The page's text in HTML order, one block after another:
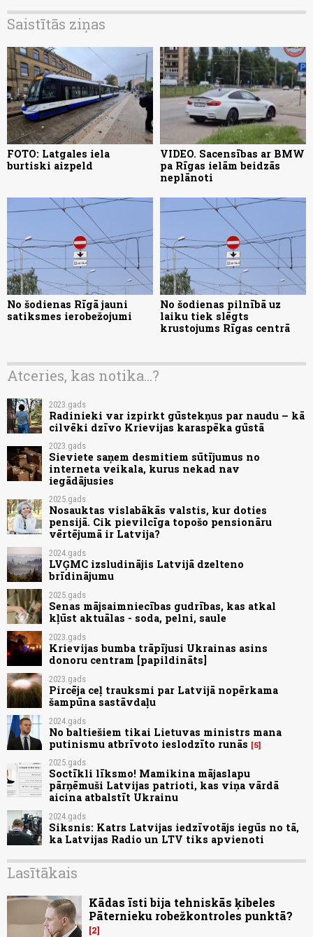
Saistītās ziņas
FOTO: Latgales iela
burtiski aizpeld
VIDEO. Sacensības ar BMW
pa Rīgas ielām beidzās
neplānoti
No šodienas Rīgā jauni
satiksmes ierobežojumi
No šodienas pilnībā uz
laiku tiek slēgts
krustojums Rīgas centrā
Atceries, kas notika...?
2023.gads
Radinieki var izpirkt gūstekņus par naudu – kā
cilvēki dzīvo Krievijas karaspēka gūstā
2023.gads
Sieviete saņem desmitiem sūtījumus no
interneta veikala, kurus nekad nav
iegādājusies
2025.gads
Nosauktas vislabākās valstis, kur doties
pensijā. Cik pievilcīga topošo pensionāru
vērtējumā ir Latvija?
2024.gads
LVĢMC izsludinājis Latvijā dzelteno
brīdinājumu
2025.gads
Senas mājsaimniecības gudrības, kas atkal
kļūst aktuālas - soda, pelni, saule
2023.gads
Krievijas bumba trāpījusi Ukrainas asins
donoru centram [papildināts]
2023.gads
Pircēja ceļ trauksmi par Latvijā nopērkama
šampūna sastāvdaļu
2024.gads
No baltiešiem tikai Lietuvas ministrs mana
putinismu atbrīvoto ieslodzīto runās
5
2025.gads
Soctīkli līksmo! Mamikina mājaslapu
pārņēmuši Latvijas patrioti, kas viņa vārdā
aicina atbalstīt Ukrainu
2024.gads
Siksnis: Katrs Latvijas iedzīvotājs iegūs no tā,
ka Latvijas Radio un LTV tiks apvienoti
Lasītākais
Kādas īsti bija tehniskās ķibeles
Pāternieku robežkontroles punktā?
2